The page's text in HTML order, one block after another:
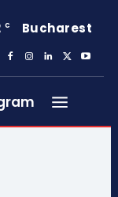
C Bucharest